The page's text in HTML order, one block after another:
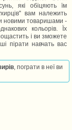
які обіцяють їм
вам належить
новими товаришами -
кольорів. Їх
і ви зможете
пірати навчать вас
, пограти в неї ви